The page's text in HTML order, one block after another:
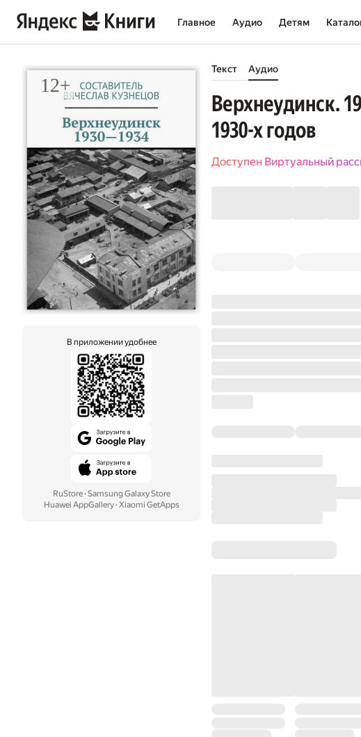
Главное Аудио Детям
В приложении удобнее
RuStore· Samsung Galaxy Store
Huawei AppGallery· Xiaomi GetApps
Текст Аудио
Верхнеудинск.
1930-х годов
Доступен Виртуальный